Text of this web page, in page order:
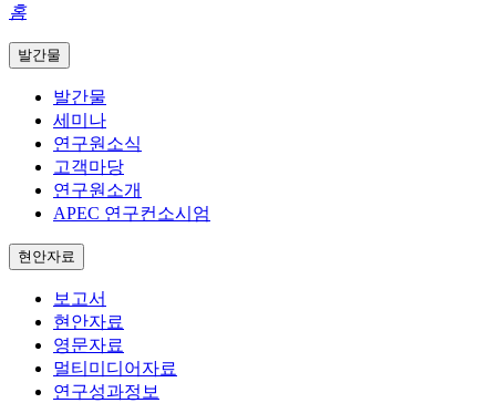
홈
발간물
발간물
세미나
연구원소식
고객마당
연구원소개
APEC 연구컨소시엄
현안자료
보고서
현안자료
영문자료
멀티미디어자료
연구성과정보